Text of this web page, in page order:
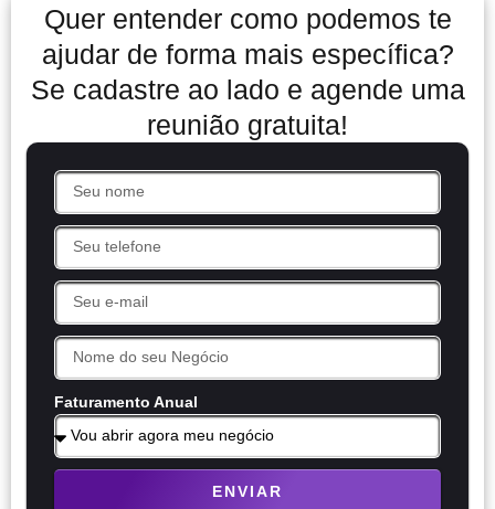
Quer entender como podemos te
ajudar de forma mais específica?
Se cadastre ao lado e agende uma
reunião gratuita!
Faturamento Anual
ENVIAR